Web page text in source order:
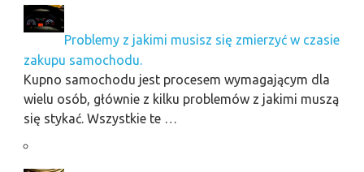
Problemy z jakimi musisz się zmierzyć w czasie
zakupu samochodu.
Kupno samochodu jest procesem wymagającym dla
wielu osób, głównie z kilku problemów z jakimi muszą
się stykać. Wszystkie te …